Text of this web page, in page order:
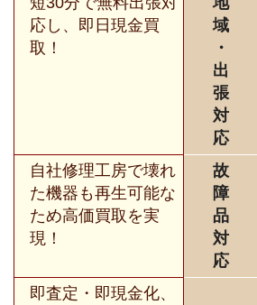
応し、即日現金買
取！
域
・
出
張
対
応
自社修理工房で壊れ
た機器も再生可能な
ため高価買取を実
現！
故
障
品
対
応
即査定・即現金化、